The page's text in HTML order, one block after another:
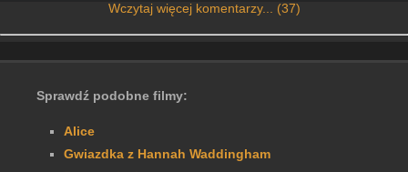
Wczytaj więcej komentarzy... (37)
Sprawdź podobne filmy:
Alice
Gwiazdka z Hannah Waddingham